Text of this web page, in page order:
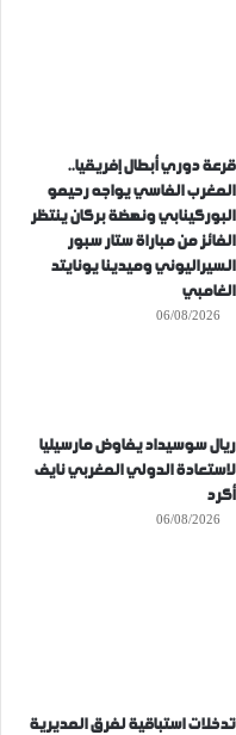
قرعة دوري أبطال إفريقيا..
المغرب الفاسي يواجه رحيمو
البوركينابي ونهضة بركان ينتظر
الفائز من مباراة ستار سبور
السيراليوني وميدينا يونايتد
الغامبي
06/08/2026
ريال سوسيداد يفاوض مارسيليا
لاستعادة الدولي المغربي نايف
أكرد
06/08/2026
تدخلات استباقية لفرق المديرية